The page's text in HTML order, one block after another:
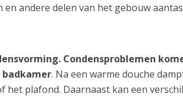
andere delen van het gebouw
Condensproblemen
. Na een warme douche
plafond. Daarnaast kan een